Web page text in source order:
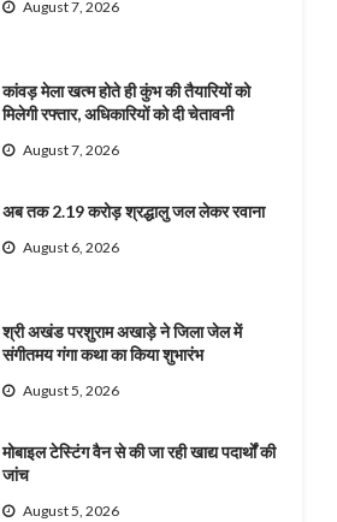
August 7, 2026
कांवड़ मेला खत्म होते ही कुंभ की तैयारियों को
मिलेगी रफ्तार, अधिकारियों को दी चेतावनी
August 7, 2026
अब तक 2.19 करोड़ श्रद्धालु जल लेकर रवाना
August 6, 2026
श्री अखंड परशुराम अखाड़े ने जिला जेल में
संगीतमय गंगा कथा का किया शुभारंभ
August 5, 2026
मोबाइल टेस्टिंग वैन से की जा रही खाद्य पदार्थों की
जांच
August 5, 2026